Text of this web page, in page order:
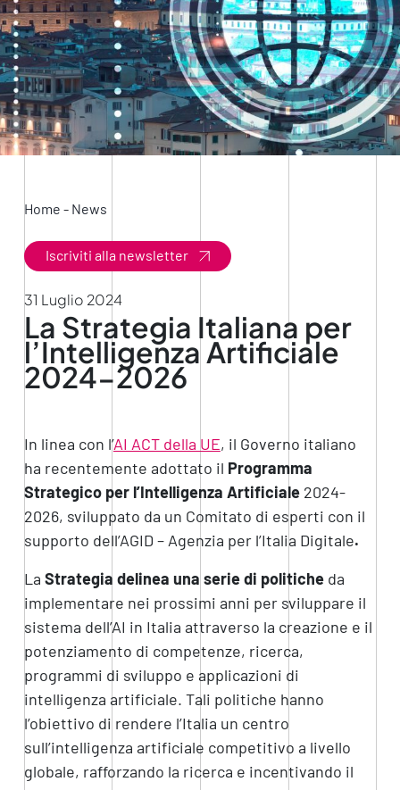
Home - News
Iscriviti alla newsletter
31 Luglio 2024
La Strategia Italiana per
l’Intelligenza Artificiale
2024-2026
In linea con l’AI ACT della UE, il Governo italiano
ha recentemente adottato il Programma
Strategico per l’Intelligenza Artificiale2024-
2026, sviluppato da un Comitato di esperti con il
supporto dell’AGID – Agenzia per l’Italia Digitale.
La Strategia delinea una serie di politicheda
implementare nei prossimi anni per sviluppare il
sistema dell’AI in Italia attraverso la creazione e il
potenziamento di competenze, ricerca,
programmi di sviluppo e applicazioni di
intelligenza artificiale. Tali politiche hanno
l’obiettivo di rendere l’Italia un centro
sull’intelligenza artificiale competitivo a livello
globale, rafforzando la ricerca e incentivando il